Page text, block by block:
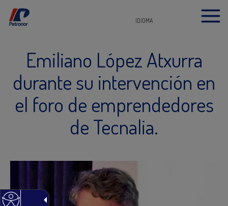
IDIOMA
Emiliano López Atxurra
durante su intervención en
el foro de emprendedores
de Tecnalia.